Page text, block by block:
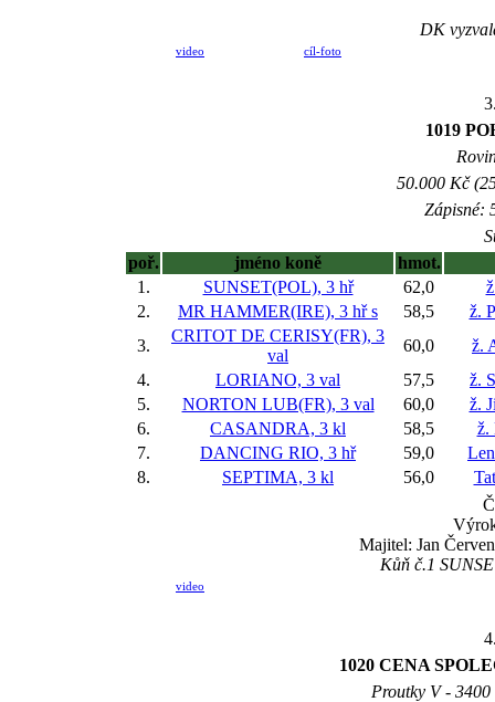
DK
video cíl-foto
1019
50.000 Kč
Zápisné:
poř.
jméno koně
hmot.
1.
SUNSET(POL), 3 hř 62,0
2.
MR HAMMER(IRE), 3 hřs 58,5
ž.
3.
CRITOT DE CERISY(FR), 3
val
60,0
ž.
4.
LORIANO, 3 val 57,5
ž.
5.
NORTON LUB(FR), 3 val 60,0
ž.
6.
CASANDRA, 3 kl 58,5
ž.
7.
DANCING RIO, 3 hř 59,0
8.
SEPTIMA, 3 kl 56,0
Majitel: Jan
Kůň č.1
video
1020 CENA
Proutky V -